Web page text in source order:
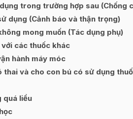
trong trường hợp sau (Chống
dụng (Cảnh báo và thận trọng)
mong muốn (Tác dụng phụ)
các thuốc khác
hành máy móc
thai và cho con bú có sử dụng
quá liều